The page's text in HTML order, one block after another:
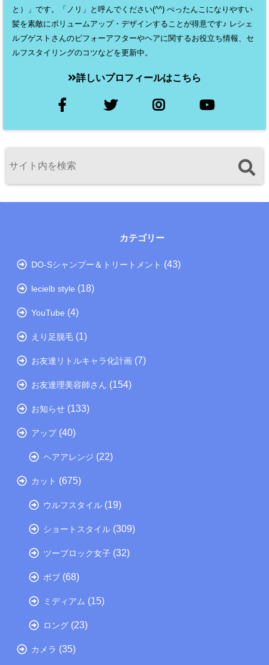
と）」です。「ノリ」と呼んでください(^^) ぺったんこになりやすい
髪を素敵にボリュームアップ・デザインすることが得意です♪ レシェ
ルブゲストさんのビフォーアフターやヘアに関するお役立ち情報、セ
ルフスタイリングのコツなどを更新中。
詳しいプロフィールはこちら
カテゴリー
DO-Sシャンプー＆トリートメント (43)
lecielb style (18)
YouTube (4)
えり足脱毛 (1)
お友達リトルキャラ化計画 (7)
お友達理美容師さん (154)
お知らせ (133)
アップ(40)
ヘアアレンジ (22)
カット (675)
ウルフスタイル (19)
ショートスタイル (309)
ツーブロック女子 (32)
ボブ (68)
ミディアム (15)
ロング (23)
カメラ (35)